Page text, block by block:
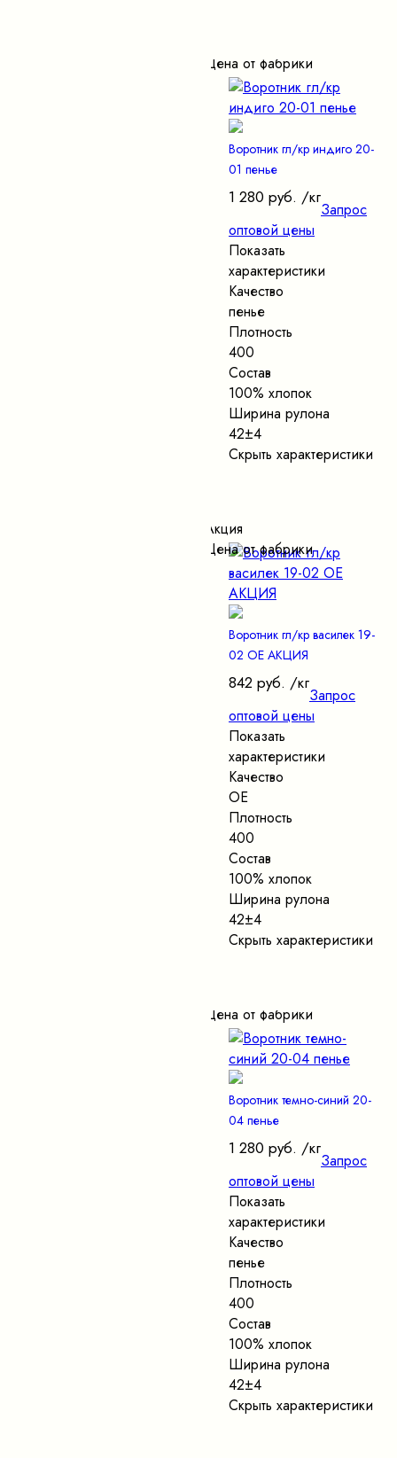
Цена от фабрики
Воротник гл/кр индиго 20-
01 пенье
1 280 руб. /кг
Запрос
оптовой цены
Показать
характеристики
Качество
пенье
Плотность
400
Состав
100% хлопок
Ширина рулона
42±4
Скрыть характеристики
Акция
Цена от фабрики
Воротник гл/кр василек 19-
02 ОЕ АКЦИЯ
842 руб. /кг
Запрос
оптовой цены
Показать
характеристики
Качество
ОЕ
Плотность
400
Состав
100% хлопок
Ширина рулона
42±4
Скрыть характеристики
Цена от фабрики
Воротник темно-синий 20-
04 пенье
1 280 руб. /кг
Запрос
оптовой цены
Показать
характеристики
Качество
пенье
Плотность
400
Состав
100% хлопок
Ширина рулона
42±4
Скрыть характеристики